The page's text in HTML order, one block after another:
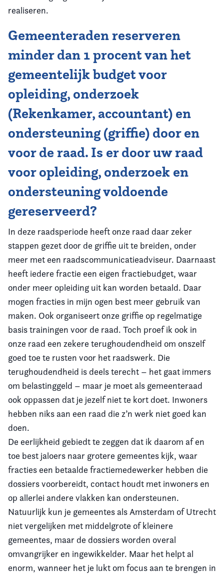
realiseren.
Gemeenteraden reserveren
minder dan 1 procent van het
gemeentelijk budget voor
opleiding, onderzoek
(Rekenkamer, accountant) en
ondersteuning (griffie) door en
voor de raad. Is er door uw raad
voor opleiding, onderzoek en
ondersteuning voldoende
gereserveerd?
In deze raadsperiode heeft onze raad daar zeker
stappen gezet door de griffie uit te breiden, onder
meer met een raadscommunicatieadviseur. Daarnaast
heeft iedere fractie een eigen fractiebudget, waar
onder meer opleiding uit kan worden betaald. Daar
mogen fracties in mijn ogen best meer gebruik van
maken. Ook organiseert onze griffie op regelmatige
basis trainingen voor de raad. Toch proef ik ook in
onze raad een zekere terughoudendheid om onszelf
goed toe te rusten voor het raadswerk. Die
terughoudendheid is deels terecht – het gaat immers
om belastinggeld – maar je moet als gemeenteraad
ook oppassen dat je jezelf niet te kort doet. Inwoners
hebben niks aan een raad die z’n werk niet goed kan
doen.
De eerlijkheid gebiedt te zeggen dat ik daarom af en
toe best jaloers naar grotere gemeentes kijk, waar
fracties een betaalde fractiemedewerker hebben die
dossiers voorbereidt, contact houdt met inwoners en
op allerlei andere vlakken kan ondersteunen.
Natuurlijk kun je gemeentes als Amsterdam of Utrecht
niet vergelijken met middelgrote of kleinere
gemeentes, maar de dossiers worden overal
omvangrijker en ingewikkelder. Maar het helpt al
enorm, wanneer het je lukt om focus aan te brengen in